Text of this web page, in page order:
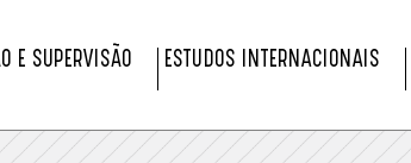
E SUPERVISÃO ESTUDOS INTERNACIONAIS